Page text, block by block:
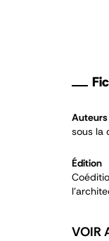
Auteurs
sous la
Édition
VOIR